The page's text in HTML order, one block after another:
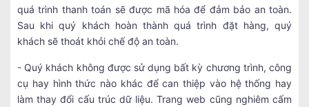
quá trình thanh toán sẽ được mã hóa để đảm bảo an toàn.
Sau khi quý khách hoàn thành quá trình đặt hàng, quý
khách sẽ thoát khỏi chế độ an toàn.
- Quý khách không được sử dụng bất kỳ chương trình, công
cụ hay hình thức nào khác để can thiệp vào hệ thống hay
làm thay đổi cấu trúc dữ liệu. Trang web cũng nghiêm cấm